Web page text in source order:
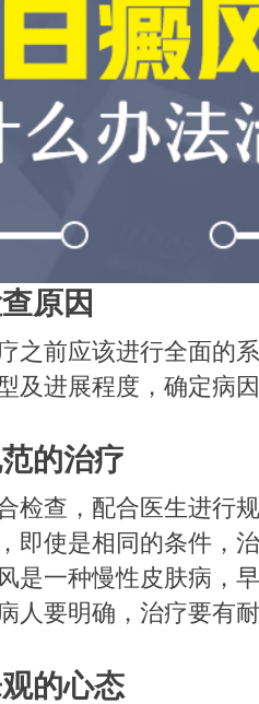
原因
前应该进行全面的系
及进展程度，确定病
的治疗
查，配合医生进行规
即使是相同的条件，
是一种慢性皮肤病，
人要明确，治疗要有
的心态